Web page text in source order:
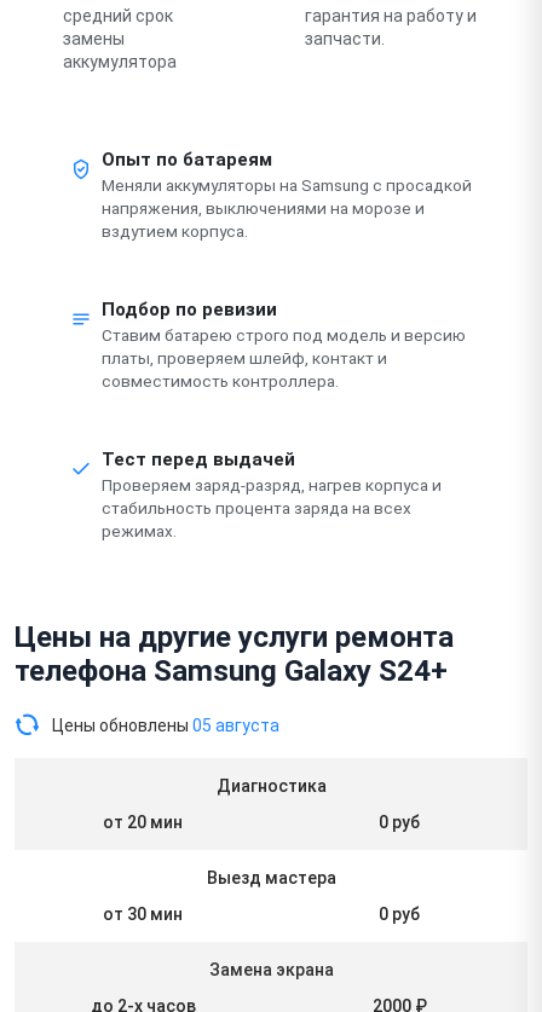
средний срок
замены
аккумулятора
гарантия на работу и
запчасти.
Опыт по батареям
Меняли аккумуляторы на Samsung с просадкой
напряжения, выключениями на морозе и
вздутием корпуса.
Подбор по ревизии
Ставим батарею строго под модель и версию
платы, проверяем шлейф, контакт и
совместимость контроллера.
Тест перед выдачей
Проверяем заряд-разряд, нагрев корпуса и
стабильность процента заряда на всех
режимах.
Цены на другие услуги ремонта
телефона Samsung Galaxy S24+
Цены обновлены 05 августа
Диагностика
от 20 мин
0 руб
Выезд мастера
от 30 мин
0 руб
Замена экрана
до 2-х часов
2000 ₽